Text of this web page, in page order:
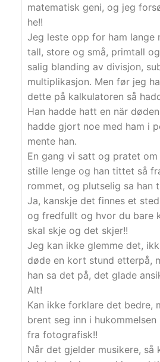
matematisk geni, og jeg
he!!
Jeg leste opp for ham lange
tall, store og små, primtall
salig blanding av divisjon,
multiplikasjon. Men før jeg
dette på kalkulatoren så
Han hadde hatt en när
hadde gjort noe med ham i
mente han.
En gang vi satt og pratet
stille lenge og han tittet så
rommet, og plutselig sa han
Ja, kanskje det finnes et
og fredfullt og hvor du bare
skal skje og det skjer!!
Jeg kan ikke glemme det,
døde en kort stund etterpå,
han sa det på, det glade
Alt!
Kan ikke forklare det bedre,
brent seg inn i
fra fotografisk!!
Når det gjelder musikere,